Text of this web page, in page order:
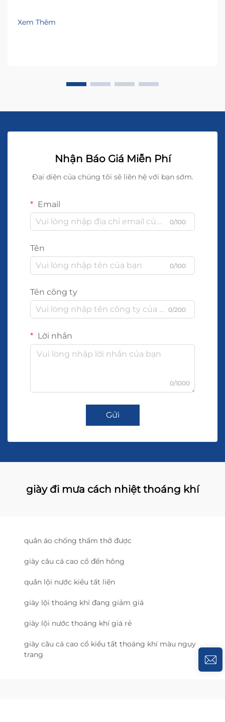
Xem Thêm
Nhận Báo Giá Miễn Phí
Đại diện của chúng tôi sẽ liên hệ với bạn sớm.
Email
0/100
Tên
0/100
Tên công ty
0/200
Lời nhắn
0/1000
Gửi
giày đi mưa cách nhiệt thoáng khí
quần áo chống thấm thở được
giày câu cá cao cổ đến hông
quần lội nước kiểu tất liền
giày lội thoáng khí đang giảm giá
giày lội nước thoáng khí giá rẻ
giày câu cá cao cổ kiểu tất thoáng khí màu ngụy
trang